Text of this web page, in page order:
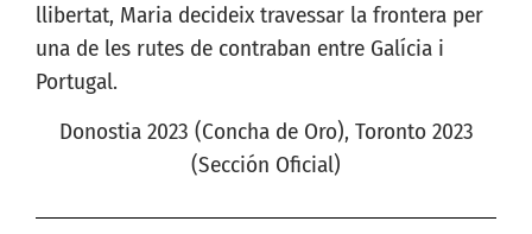
llibertat, Maria decideix travessar la frontera per
una de les rutes de contraban entre Galícia i
Portugal.
Donostia 2023 (Concha de Oro), Toronto 2023
(Sección Oficial)